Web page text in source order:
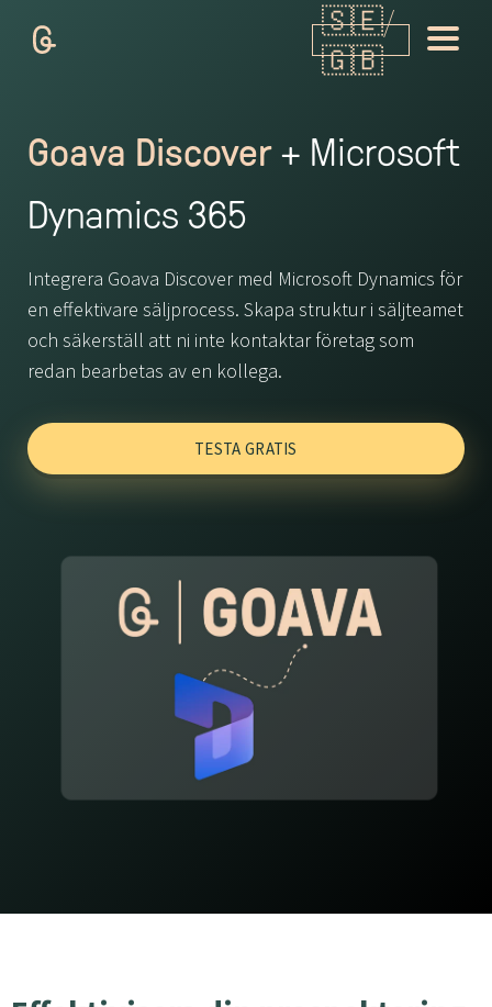
Goava Discover+ Microsoft
Dynamics 365
Integrera Goava Discover med Microsoft Dynamics för
en effektivare säljprocess. Skapa struktur i säljteamet
och säkerställ att ni inte kontaktar företag som
redan bearbetas av en kollega.
TESTA GRATIS